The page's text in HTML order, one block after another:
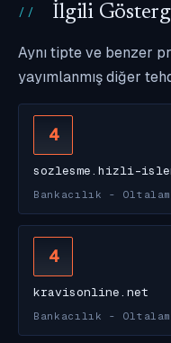
İlgili
Aynı tipte ve benzer
yayımlanmış diğer
4
sozlesme.hizli-
Bankacılık -
4
kravisonline.net
Bankacılık -